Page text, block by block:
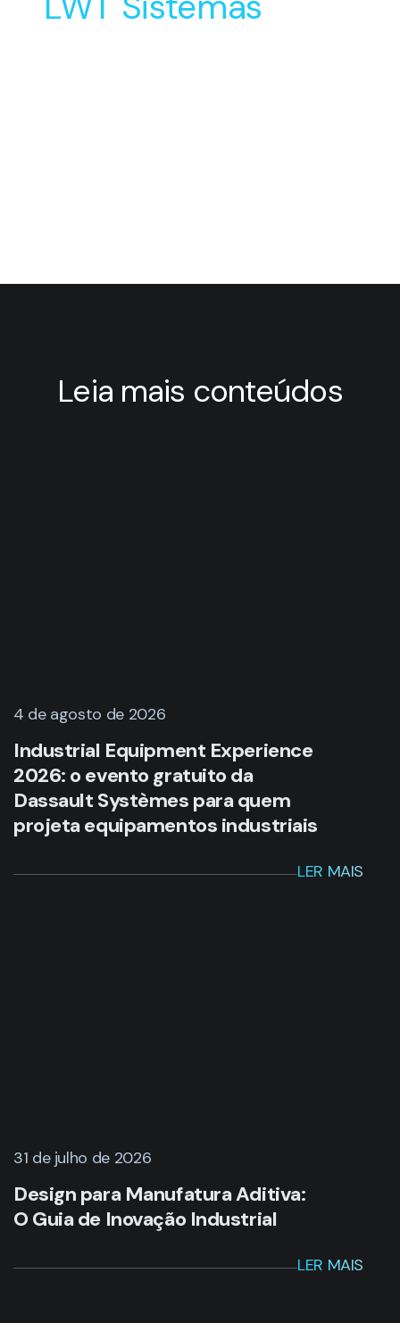
Leia mais conteúdos
4 de agosto de 2026
Industrial Equipment Experience
2026: o evento gratuito da
Dassault Systèmes para quem
projeta equipamentos industriais
LER MAIS
31 de julho de 2026
Design para Manufatura Aditiva:
O Guia de Inovação Industrial
LER MAIS